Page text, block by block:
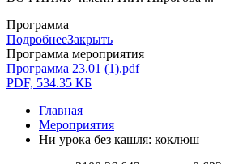
Программа
ПодробнееЗакрыть
Программа мероприятия
Программа 23.01 (1).pdf
PDF, 534.35 КБ
Главная
Мероприятия
Ни урока без кашля: коклюш